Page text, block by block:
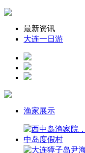
最新资讯
大连一日游
渔家展示